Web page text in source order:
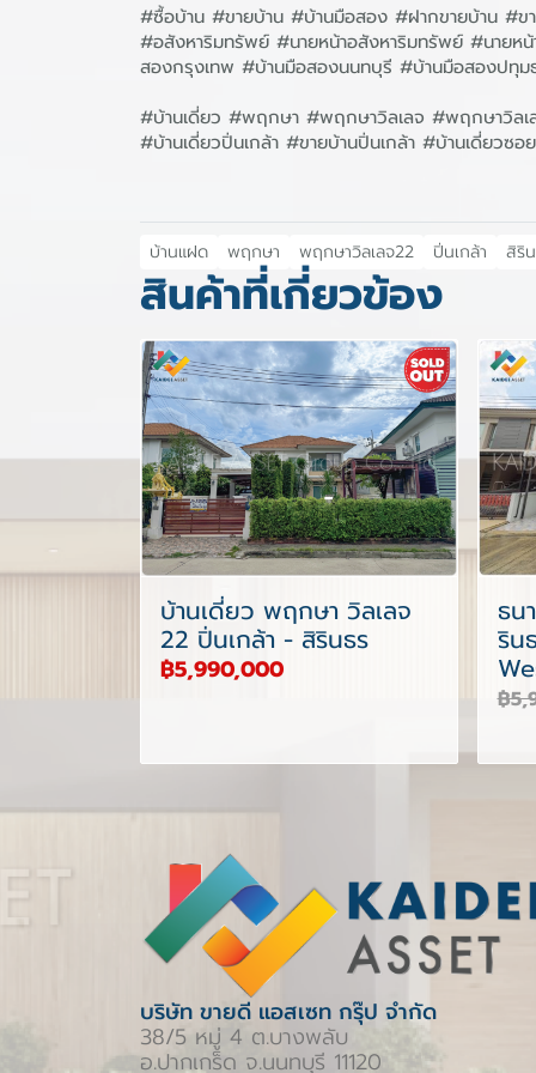
#ซื้อบ้าน #ขายบ้าน #บ้านมือสอง #ฝากขายบ้าน #
#อสังหาริมทรัพย์ #นายหน้าอสังหาริมทรัพย์ #นาย
สองกรุงเทพ #บ้านมือสองนนทบุรี #บ้านมือสองปทุม
#บ้านเดี่ยว #พฤกษา #พฤกษาวิลเลจ #พฤกษาวิลเ
#บ้านเดี่ยวปิ่นเกล้า #ขายบ้านปิ่นเกล้า #บ้านเดี่ยว
บ้านแฝด พฤกษา พฤกษาวิลเลจ22 ปิ่นเกล้า สิริ
สินค้าที่เกี่ยวข้อง
บ้านเดี่ยว พฤกษา วิลเลจ
22 ปิ่นเกล้า - สิรินธร
฿5,990,000
ธน
ริน
฿
บริษัท ขายดี แอสเซท กรุ๊ป จำกัด
38/5 หมู่ 4 ต.บางพลับ
อ.ปากเกร็ด จ.นนทบุรี 11120